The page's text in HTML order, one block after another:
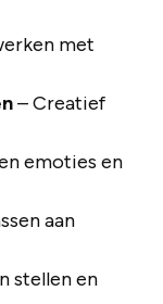
met
– Creatief
emoties en
aan
stellen en